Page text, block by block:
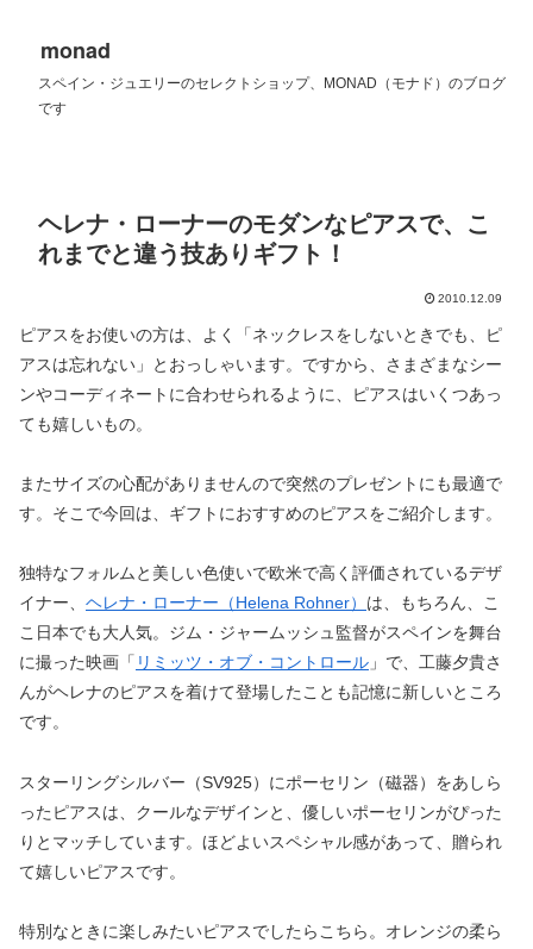
monad
スペイン・ジュエリーのセレクトショップ、MONAD（モナド）のブログ
です
ヘレナ・ローナーのモダンなピアスで、こ
れまでと違う技ありギフト！
2010.12.09
ピアスをお使いの方は、よく「ネックレスをしないときでも、ピ
アスは忘れない」とおっしゃいます。ですから、さまざまなシー
ンやコーディネートに合わせられるように、ピアスはいくつあっ
ても嬉しいもの。
またサイズの心配がありませんので突然のプレゼントにも最適で
す。そこで今回は、ギフトにおすすめのピアスをご紹介します。
独特なフォルムと美しい色使いで欧米で高く評価されているデザ
イナー、 ヘレナ・ローナー（Helena Rohner） は、もちろん、こ
こ日本でも大人気。ジム・ジャームッシュ監督がスペインを舞台
に撮った映画「 リミッツ・オブ・コントロール 」で、工藤夕貴さ
んがヘレナのピアスを着けて登場したことも記憶に新しいところ
です。
スターリングシルバー（SV925）にポーセリン（磁器）をあしら
ったピアスは、クールなデザインと、優しいポーセリンがぴった
りとマッチしています。ほどよいスペシャル感があって、贈られ
て嬉しいピアスです。
特別なときに楽しみたいピアスでしたらこちら。オレンジの柔ら